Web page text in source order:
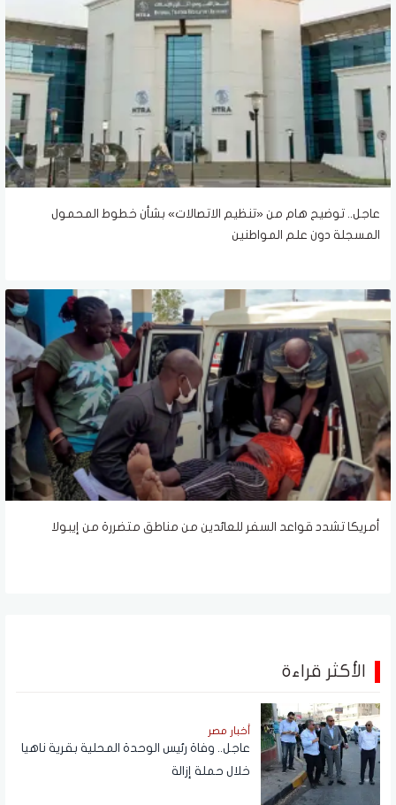
عاجل.. توضيح هام من «تنظيم الاتصالات» بشأن خطوط المحمول
المسجلة دون علم المواطنين
أمريكا تشدد قواعد السفر للعائدين من مناطق متضررة من إيبولا
الأكثر قراءة
أخبار مصر
عاجل.. وفاة رئيس الوحدة المحلية بقرية ناهيا
خلال حملة إزالة